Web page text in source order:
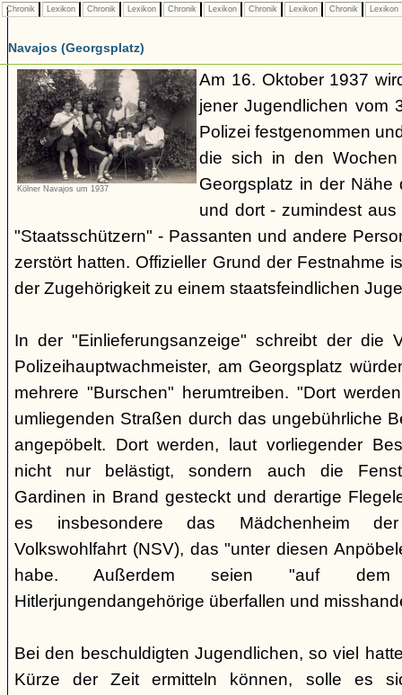
Chronik Lexikon Chronik Lexikon Chronik Lexikon Chronik Lexikon Chronik Lexikon
Navajos (Georgsplatz)
Kölner Navajos um 1937
Am 16. Oktober 1937
jener Jugendlichen vom
Polizei festgenommen
die sich in den
Georgsplatz in der Nähe
und dort - zumindest
"Staatsschützern" - Passanten und andere
zerstört hatten. Offizieller Grund der Festnahme
der Zugehörigkeit zu einem staatsfeindlichen
In der "Einlieferungsanzeige" schreibt der die
Polizeihauptwachmeister, am Georgsplatz
mehrere "Burschen" herumtreiben. "Dort
umliegenden Straßen durch das ungebührliche
angepöbelt. Dort werden, laut vorliegender
nicht nur belästigt, sondern auch die
Gardinen in Brand gesteckt und derartige
es insbesondere das Mädchenheim der
Volkswohlfahrt (NSV), das "unter diesen
habe. Außerdem seien "auf dem
Hitlerjungendangehörige überfallen und
Bei den beschuldigten Jugendlichen, so viel
Kürze der Zeit ermitteln können, solle es